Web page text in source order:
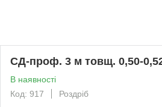
СД-проф. 3 м товщ. 0,50-
В наявності
Код: 917
Роздріб